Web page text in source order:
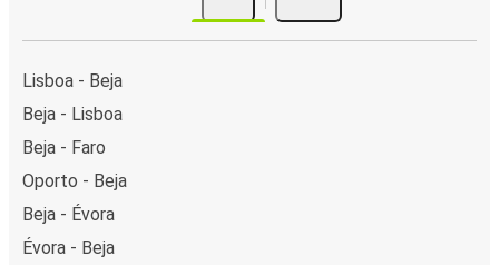
Lisboa - Beja
Beja - Lisboa
Beja - Faro
Oporto - Beja
Beja - Évora
Évora - Beja